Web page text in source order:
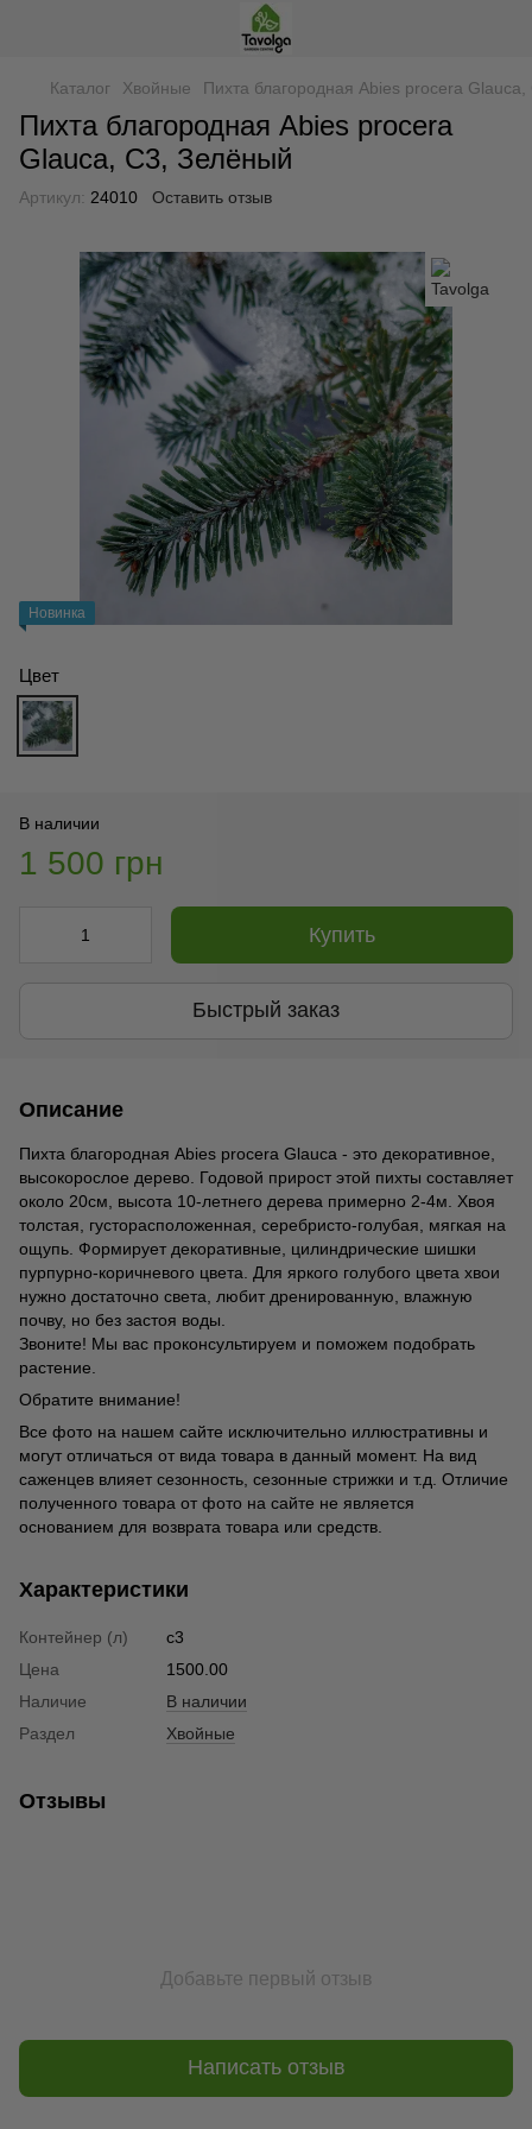
Каталог Хвойные Пихта благородная Abies procera
Пихта благородная Abies procera
Glauca, С3, Зелёный
Артикул: 24010 Оставить отзыв
Новинка
Цвет
В наличии
1 500 грн
Купить
Быстрый заказ
Описание
Пихта благородная Abies procera Glauca - это декоративное,
высокорослое дерево. Годовой прирост этой пихты составляет
около 20см, высота 10-летнего дерева примерно 2-4м. Хвоя
толстая, густорасположенная, серебристо-голубая, мягкая на
ощупь. Формирует декоративные, цилиндрические шишки
пурпурно-коричневого цвета. Для яркого голубого цвета хвои
нужно достаточно света, любит дренированную, влажную
почву, но без застоя воды.
Звоните! Мы вас проконсультируем и поможем подобрать
растение.
Обратите внимание!
Все фото на нашем сайте исключительно иллюстративны и
могут отличаться от вида товара в данный момент. На вид
саженцев влияет сезонность, сезонные стрижки и т.д. Отличие
полученного товара от фото на сайте не является
основанием для возврата товара или средств.
Характеристики
Контейнер (л)
c3
Цена
1500.00
Наличие
В наличии
Раздел
Хвойные
Отзывы
Добавьте первый отзыв
Написать отзыв